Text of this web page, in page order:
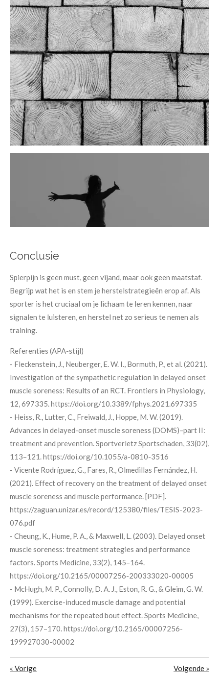
Conclusie
Spierpijn is geen must, geen vijand, maar ook geen maatstaf.
Begrijp wat het is en stem je herstelstrategieën erop af. Als
sporter is het cruciaal om je lichaam te leren kennen, naar
signalen te luisteren, en herstel net zo serieus te nemen als
training.
Referenties (APA-stijl)
- Fleckenstein, J., Neuberger, E. W. I., Bormuth, P., et al. (2021).
Investigation of the sympathetic regulation in delayed onset
muscle soreness: Results of an RCT. Frontiers in Physiology,
12, 697335. https://doi.org/10.3389/fphys.2021.697335
- Heiss, R., Lutter, C., Freiwald, J., Hoppe, M. W. (2019).
Advances in delayed-onset muscle soreness (DOMS)–part II:
treatment and prevention. Sportverletz Sportschaden, 33(02),
113–121. https://doi.org/10.1055/a-0810-3516
- Vicente Rodríguez, G., Fares, R., Olmedillas Fernández, H.
(2021). Effect of recovery on the treatment of delayed onset
muscle soreness and muscle performance. [PDF].
https://zaguan.unizar.es/record/125380/files/TESIS-2023-
076.pdf
- Cheung, K., Hume, P. A., & Maxwell, L. (2003). Delayed onset
muscle soreness: treatment strategies and performance
factors. Sports Medicine, 33(2), 145–164.
https://doi.org/10.2165/00007256-200333020-00005
- McHugh, M. P., Connolly, D. A. J., Eston, R. G., & Gleim, G. W.
(1999). Exercise-induced muscle damage and potential
mechanisms for the repeated bout effect. Sports Medicine,
27(3), 157–170. https://doi.org/10.2165/00007256-
199927030-00002
« Vorige Volgende »